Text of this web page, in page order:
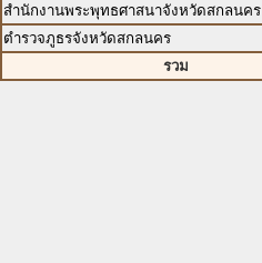
สำนักงานพระพุทธศาสนาจังหวัดสกลนคร
ตำรวจภูธรจังหวัดสกลนคร
รวม